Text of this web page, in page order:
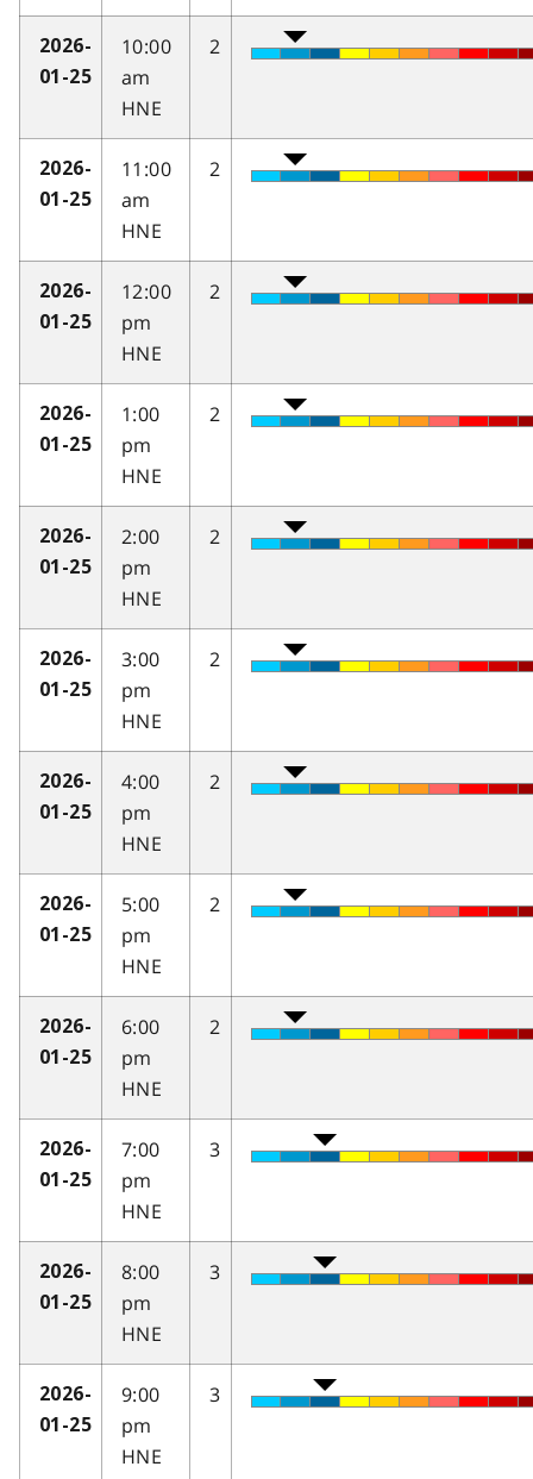
2026-
01-25
10:00
am
HNE
2
2026-
01-25
11:00
am
HNE
2
2026-
01-25
12:00
pm
HNE
2
2026-
01-25
1:00
pm
HNE
2
2026-
01-25
2:00
pm
HNE
2
2026-
01-25
3:00
pm
HNE
2
2026-
01-25
4:00
pm
HNE
2
2026-
01-25
5:00
pm
HNE
2
2026-
01-25
6:00
pm
HNE
2
2026-
01-25
7:00
pm
HNE
3
2026-
01-25
8:00
pm
HNE
3
2026-
01-25
9:00
pm
HNE
3